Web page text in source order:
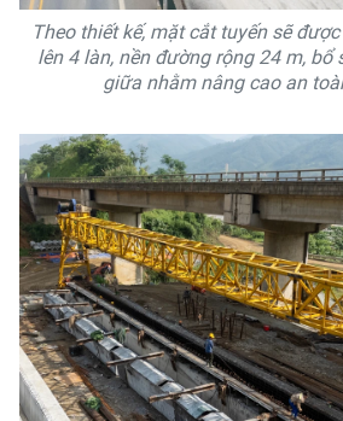
Theo thiết kế, mặt cắt tuyến sẽ
lên 4 làn, nền đường rộng 24 m, bổ
giữa nhằm nâng cao an